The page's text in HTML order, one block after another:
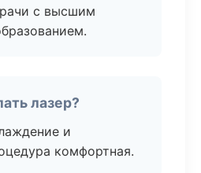
с высшим
лазер?
и
комфортная.